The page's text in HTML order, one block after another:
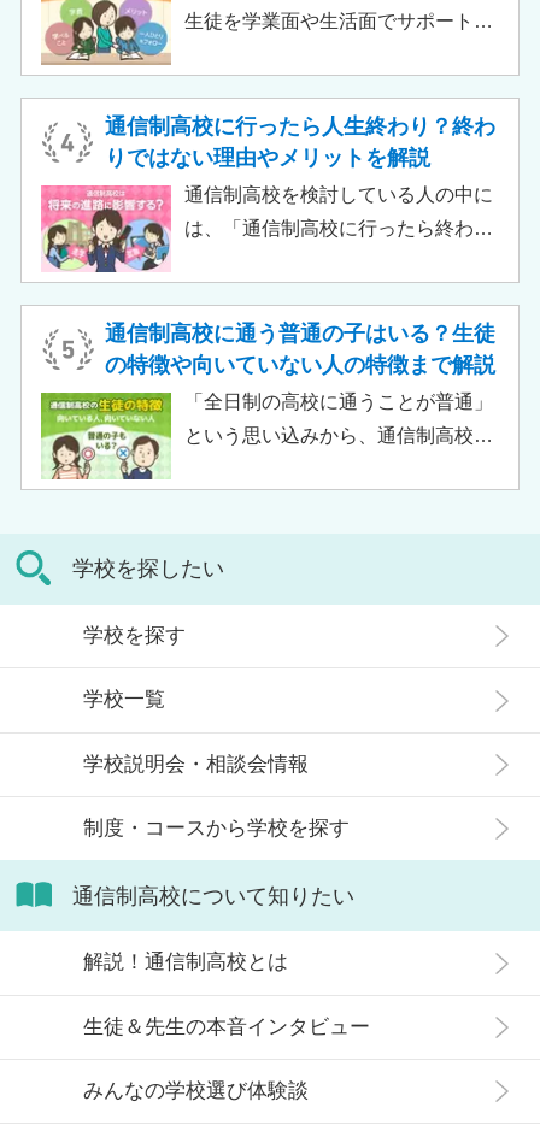
ありません。中には、大学進学を想
格実績を豊富にもつ学校もありま
す。
生徒を学業面や生活面でサポートす
め、サポート校のみでは高卒資格を
取得できません。 ただし、個別の学
習指導やスクールカウンセラーによ
る生活面での相談など手厚い支援が
でしょう。 この記事では、サポート
校の特徴や通信制高校との違い、メ
リット・デメリットについて解説し
ます。
通信制高校に行ったら人生終わり？終わ
りではない理由やメリットを解説
通信制高校を検討している人の中に
は、「通信制高校に行ったら終わ
がある人もいるのではないでしょう
か。 結論から言うと、通信制高校に
行ったからといって「人生終了」で
は決してありません。通信制高校で
の記事では、通信制高校に行くこと
せた高校選びについて解説します。
通信制高校に通う普通の子はいる？生徒
の特徴や向いていない人の特徴まで解説
「全日制の高校に通うことが普通」
という思い込みから、通信制高校へ
生徒」などが通う学校という、先入
観がある人もいるかもしれません。
増加傾向にあり、さまざまな生徒が
在籍しています。 この記事では、通
信制高校にはどのような生徒が通っ
ているかや、通信制高校に向いてい
ます。
学校を探したい
学校を探す
学校一覧
学校説明会・相談会情報
制度・コースから学校を探す
通信制高校について知りたい
解説！通信制高校とは
生徒＆先生の本音インタビュー
みんなの学校選び体験談